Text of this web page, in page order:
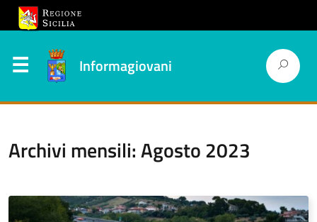
Informagiovani
Archivi mensili: Agosto 2023